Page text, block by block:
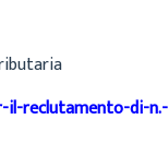
il-reclutamento-